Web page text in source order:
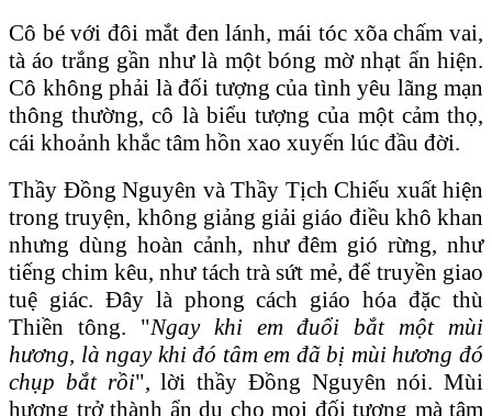
Cô bé với đôi mắt đen lánh, mái tóc xõa chấm vai,
tà áo trắng gần như là một bóng mờ nhạt ẩn hiện.
Cô không phải là đối tượng của tình yêu lãng mạn
thông thường, cô là biểu tượng của một cảm thọ,
cái khoảnh khắc tâm hồn xao xuyến lúc đầu đời.
Thầy Đồng Nguyên và Thầy Tịch Chiếu xuất hiện
trong truyện, không giảng giải giáo điều khô khan
nhưng dùng hoàn cảnh, như đêm gió rừng, như
tiếng chim kêu, như tách trà sứt mẻ, để truyền giao
tuệ giác. Đây là phong cách giáo hóa đặc thù
Thiền tông. "Ngay khi em đuổi bắt một mùi
hương, là ngay khi đó tâm em đã bị mùi hương đó
chụp bắt rồi", lời thầy Đồng Nguyên nói. Mùi
hương trở thành ẩn dụ cho mọi đối tượng mà tâm